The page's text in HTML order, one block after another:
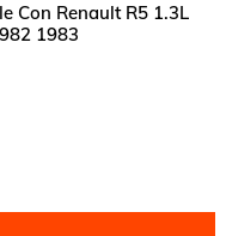
Con Renault R5 1.3L
1983